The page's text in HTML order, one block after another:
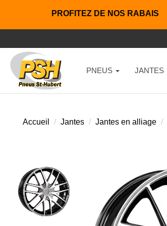
PROFITEZ DE NOS RABAIS
PNEUS JANTES
Accueil Jantes Jantes en alliage